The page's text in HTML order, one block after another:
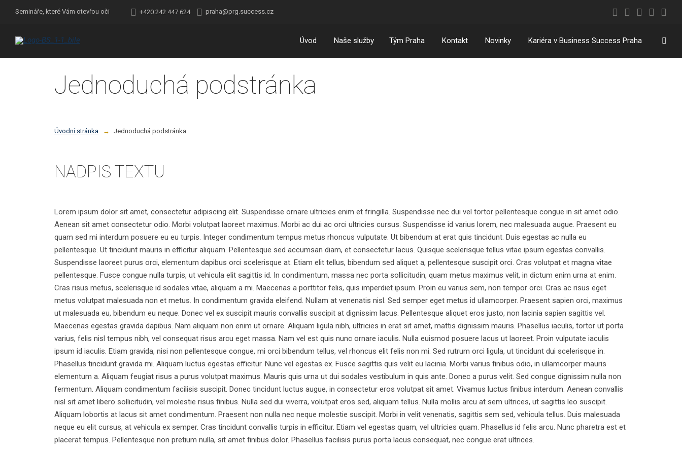
Semináře, které Vám otevřou oči +420 242 447 624 praha@prg.success.cz
Úvod Naše služby Tým Praha Kontakt Novinky Kariéra v Business Success Praha
Jednoduchá podstránka
Úvodní stránka Jednoduchá podstránka
NADPIS TEXTU
Lorem ipsum dolor sit amet, consectetur adipiscing elit. Suspendisse ornare ultricies enim et fringilla. Suspendisse nec dui vel tortor pellentesque congue in sit amet odio.
Aenean sit amet consectetur odio. Morbi volutpat laoreet maximus. Morbi ac dui ac orci ultricies cursus. Suspendisse id varius lorem, nec malesuada augue. Praesent eu
quam sed mi interdum posuere eu eu turpis. Integer condimentum tempus metus rhoncus vulputate. Ut bibendum at erat quis tincidunt. Duis egestas ac nulla eu
pellentesque. Ut tincidunt mauris in efficitur aliquam. Pellentesque sed accumsan diam, et consectetur lacus. Quisque scelerisque tellus vitae ipsum egestas convallis.
Suspendisse laoreet purus orci, elementum dapibus orci scelerisque at. Etiam elit tellus, bibendum sed aliquet a, pellentesque suscipit orci. Cras volutpat et magna vitae
pellentesque. Fusce congue nulla turpis, ut vehicula elit sagittis id. In condimentum, massa nec porta sollicitudin, quam metus maximus velit, in dictum enim urna at enim.
Cras risus metus, scelerisque id sodales vitae, aliquam a mi. Maecenas a porttitor felis, quis imperdiet ipsum. Proin eu varius sem, non tempor orci. Cras ac risus eget
metus volutpat malesuada non et metus. In condimentum gravida eleifend. Nullam at venenatis nisl. Sed semper eget metus id ullamcorper. Praesent sapien orci, maximus
ut malesuada eu, bibendum eu neque. Donec vel ex suscipit mauris convallis suscipit at dignissim lacus. Pellentesque aliquet eros justo, non lacinia sapien sagittis vel.
Maecenas egestas gravida dapibus. Nam aliquam non enim ut ornare. Aliquam ligula nibh, ultricies in erat sit amet, mattis dignissim mauris. Phasellus iaculis, tortor ut porta
varius, felis nisl tempus nibh, vel consequat risus arcu eget massa. Nam vel est quis nunc ornare iaculis. Nulla euismod posuere lacus ut laoreet. Proin vulputate iaculis
ipsum id iaculis. Etiam gravida, nisi non pellentesque congue, mi orci bibendum tellus, vel rhoncus elit felis non mi. Sed rutrum orci ligula, ut tincidunt dui scelerisque in.
Phasellus tincidunt gravida mi. Aliquam luctus egestas efficitur. Nunc vel egestas ex. Fusce sagittis quis velit eu lacinia. Morbi varius finibus odio, in ullamcorper mauris
elementum a. Aliquam feugiat risus a purus volutpat maximus. Mauris quis urna ut dui sodales vestibulum in quis ante. Donec a purus velit. Sed congue dignissim nulla non
fermentum. Aliquam condimentum facilisis suscipit. Donec tincidunt luctus augue, in consectetur eros volutpat sit amet. Vivamus luctus finibus interdum. Aenean convallis
nisl sit amet libero sollicitudin, vel molestie risus finibus. Nulla sed dui viverra, volutpat eros sed, aliquam tellus. Nulla mollis arcu at sem ultrices, ut sagittis leo suscipit.
Aliquam lobortis at lacus sit amet condimentum. Praesent non nulla nec neque molestie suscipit. Morbi in velit venenatis, sagittis sem sed, vehicula tellus. Duis malesuada
neque eu elit cursus, at vehicula ex semper. Cras tincidunt convallis turpis in efficitur. Etiam vel egestas quam, vel ultricies quam. Phasellus id felis arcu. Nunc pharetra est et
placerat tempus. Pellentesque non pretium nulla, sit amet finibus dolor. Phasellus facilisis purus porta lacus consequat, nec congue erat ultrices.